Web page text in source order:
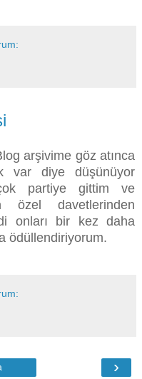
arşivime göz atınca
var diye düşünüyor
partiye gittim ve
özel davetlerinden
onları bir kez daha
ödüllendiriyorum.
›